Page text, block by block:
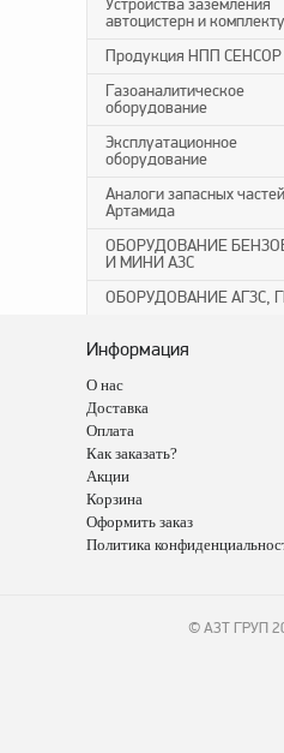
Устройства заземления
автоцистерн и
Продукция НПП СЕНСОР
Газоаналитическое
оборудование
Эксплуатационное
оборудование
Аналоги запасных
Артамида
ОБОРУДОВАНИЕ
И МИНИ АЗС
ОБОРУДОВАНИЕ АГЗС,
Информация
О нас
Доставка
Оплата
Как заказать?
Акции
Корзина
Оформить заказ
Политика
© АЗТ ГРУП